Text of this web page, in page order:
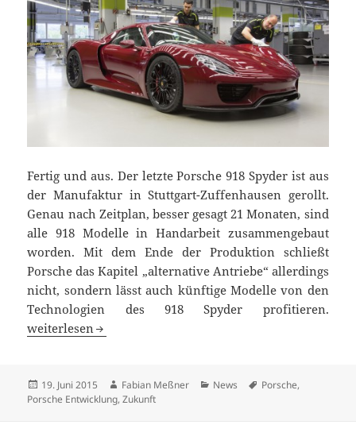
Fertig und aus. Der letzte Porsche 918 Spyder ist aus
der Manufaktur in Stuttgart-Zuffenhausen gerollt.
Genau nach Zeitplan, besser gesagt 21 Monaten, sind
alle 918 Modelle in Handarbeit zusammengebaut
worden. Mit dem Ende der Produktion schließt
Porsche das Kapitel „alternative Antriebe“ allerdings
nicht, sondern lässt auch künftige Modelle von den
Technologien des 918 Spyder profitieren.
Letzter Porsche 918 Spyder vom Band gelaufen
weiterlesen
Veröffentlicht
am
19. Juni 2015 Autor
Fabian Meßner Kategorien
News Schlagwörter
Porsche,
Porsche Entwicklung,Zukunft